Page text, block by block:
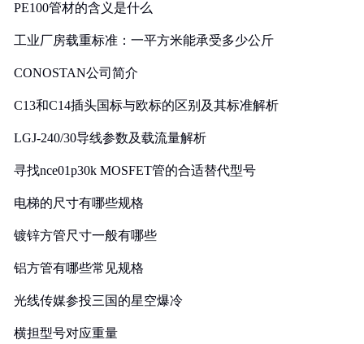
PE100管材的含义是什么
工业厂房载重标准：一平方米能承受多少公斤
CONOSTAN公司简介
C13和C14插头国标与欧标的区别及其标准解析
LGJ-240/30导线参数及载流量解析
寻找nce01p30k MOSFET管的合适替代型号
电梯的尺寸有哪些规格
镀锌方管尺寸一般有哪些
铝方管有哪些常见规格
光线传媒参投三国的星空爆冷
横担型号对应重量